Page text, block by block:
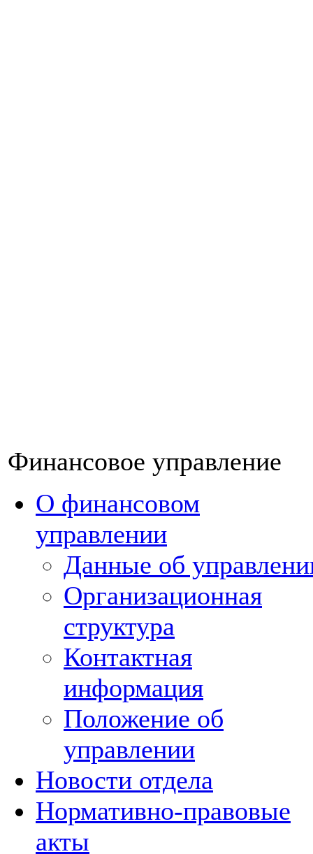
Финансовое управление
О финансовом
управлении
Данные об
Организационная
структура
Контактная
информация
Положение об
управлении
Новости отдела
Нормативно-правовые
акты